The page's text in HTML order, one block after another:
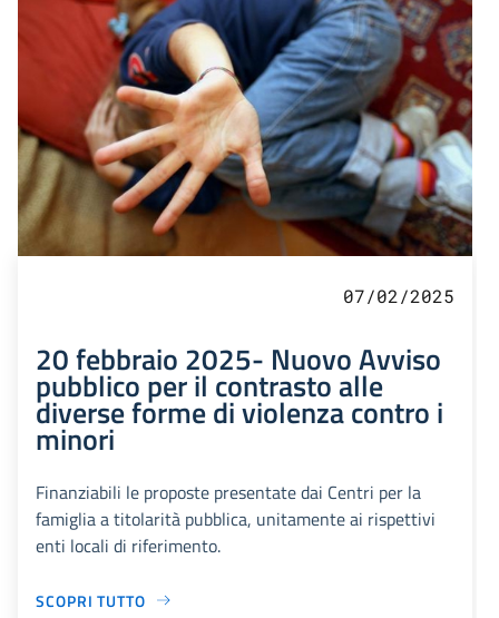
07/02/2025
20 febbraio 2025- Nuovo Avviso
pubblico per il contrasto alle
diverse forme di violenza contro i
minori
Finanziabili le proposte presentate dai Centri per la
famiglia a titolarità pubblica, unitamente ai rispettivi
enti locali di riferimento.
SCOPRI TUTTO